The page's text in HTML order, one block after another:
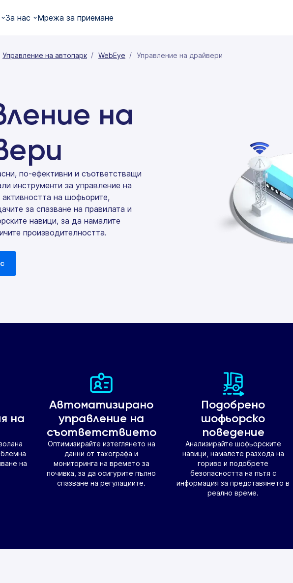
За нас Мрежа за приемане
Управление на автопарк WebEye Управление на драйвери
на
по-ефективни и съответстващи
инструменти за управление на
на шофьорите,
за спазване на правилата и
навици, за да намалите
производителността.
на
на
Автоматизирано
управление на
съответствието
Оптимизирайте изтеглянето на
данни от тахографа и
мониторинга на времето за
почивка, за да осигурите пълно
спазване на регулациите.
Подобрено
шофьорско
поведение
Анализирайте шофьорските
навици, намалете разхода на
гориво и подобрете
безопасността на пътя с
информация за представянето в
реално време.